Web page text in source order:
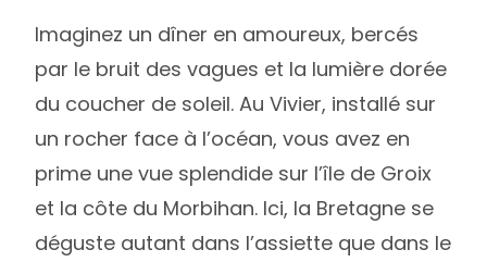
Imaginez un dîner en amoureux, bercés
par le bruit des vagues et la lumière dorée
du coucher de soleil. Au Vivier, installé sur
un rocher face à l’océan, vous avez en
prime une vue splendide sur l’île de Groix
et la côte du Morbihan. Ici, la Bretagne se
déguste autant dans l’assiette que dans le